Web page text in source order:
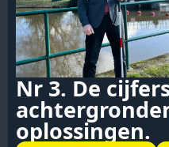
Nr 3. De
oplossingen.